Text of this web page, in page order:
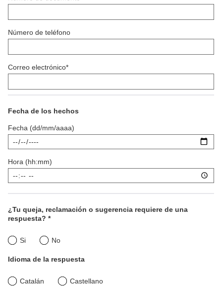
Número de teléfono
Correo electrónico*
Fecha de los hechos
Fecha (dd/mm/aaaa)
Hora (hh:mm)
¿Tu queja, reclamación o sugerencia requiere de una
respuesta? *
¿Tu
queja,
reclamación
Si No
Idioma de la respuesta
Idioma
Catalán Castellano